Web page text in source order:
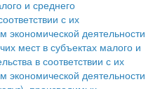
регламентов
субъектов малого и
и среднего
с их
экономической деятельности
мест в субъектах малого и
в соответствии с их
экономической деятельности